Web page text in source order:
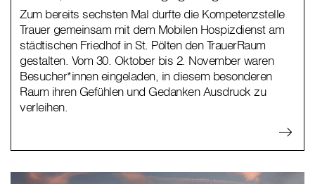
Zum bereits sechsten Mal durfte die Kompetenzstelle
Trauer gemeinsam mit dem Mobilen Hospizdienst am
städtischen Friedhof in St. Pölten den TrauerRaum
gestalten. Vom 30. Oktober bis 2. November waren
Besucher*innen eingeladen, in diesem besonderen
Raum ihren Gefühlen und Gedanken Ausdruck zu
verleihen.